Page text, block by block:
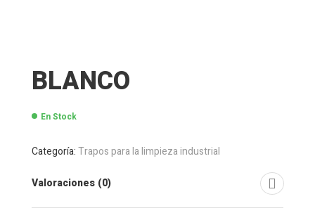
BLANCO
En Stock
Categoría:Trapos para la limpieza industrial
Valoraciones (0)